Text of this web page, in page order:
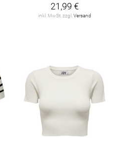
21,99 €
inkl. MwSt. zzgl. Versand